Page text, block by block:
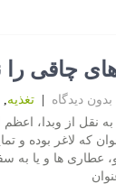
چاقی را
بدون دیدگاه تغذیه,
نقل از وبدا، اعظم
که لاغر بوده و
عطاری ها و یا به